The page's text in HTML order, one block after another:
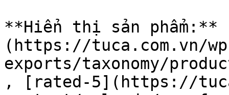
**Hiển thị sản
(https://tuca.com.vn/
exports/taxonomy/
, [rated-5](https://